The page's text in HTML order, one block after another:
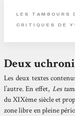
LES TAMBOURS
CRITIQUES DE
Deux
Les deux textes
l’autre. En effet, Les
du XIXème siècle et
zone libre en pleine